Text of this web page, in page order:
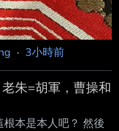
· 3小時前
朱=胡軍，曹操和
本是本人吧？ 然後